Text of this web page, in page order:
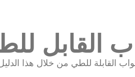
القابل
القابلة للطي من خلال هذا